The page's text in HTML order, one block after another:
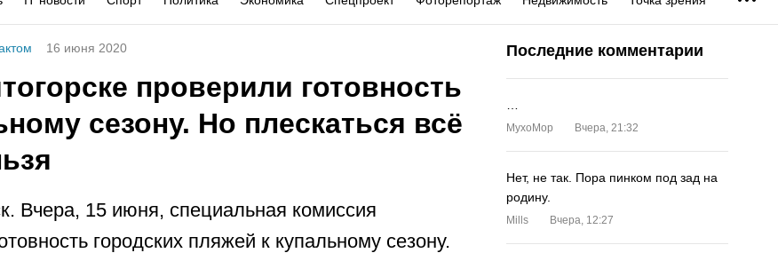
16 июня 2020
проверили готовность
сезону. Но плескаться всё
Вчера, 15 июня, специальная комиссия
городских пляжей к купальному сезону.
Последние комментарии
MyxoMop Вчера, 21:32
Нет, не так. Пора пинком под зад на
родину.
Mills Вчера, 12:27